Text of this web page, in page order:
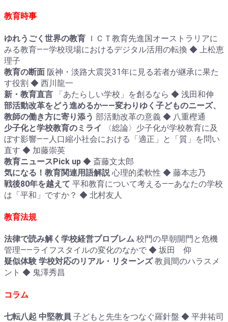
教育時事
ゆれうごく世界の教育 ＩＣＴ教育先進国オーストラリアに
みる教育――学校現場におけるデジタル活用の転換 ◆ 上松恵
理子
教育の断面 阪神・淡路大震災31年に見る若者が継承に果た
す役割 ◆ 西川龍一
新・教育直言
「あたらしい学校」を創るなら ◆ 浅田和伸
部活動改革をどう進めるか――変わりゆく子どものニーズ、
教師の働き方に寄り添う 部活動改革の意義 ◆ 八重樫通
少子化と学校教育のミライ
〈総論〉少子化が学校教育に及
ぼす影響――人口縮小社会における「適正」と「質」を問い
直す ◆ 加藤崇英
教育ニュースPick up ◆ 斎藤文太郎
気になる！教育関連用語解説 心理的柔軟性 ◆ 藤本志乃
戦後80年を越えて 平和教育について考える――あなたの学校
は「平和」ですか？ ◆ 北村友人
教育法規
法律で読み解く学校経営プロブレム 校門の早朝開門と危機
管理――ライフスタイルの変化のなかで ◆ 坂田 仰
疑似体験 学校対応のリアル・リターンズ教員間のハラスメ
ント ◆ 鬼澤秀昌
コラム
七転八起 中堅教員 子どもと先生をつなぐ羅針盤 ◆ 平井祐司